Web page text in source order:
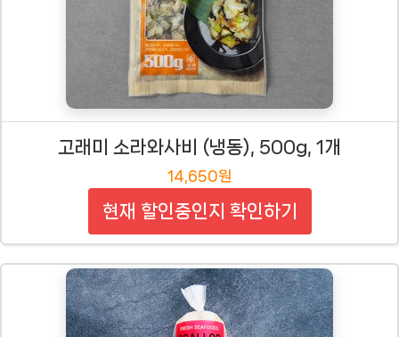
고래미 소라와사비 (냉동), 500g, 1개
14,650원
현재 할인중인지 확인하기